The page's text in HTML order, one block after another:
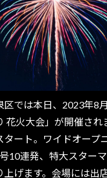
では本日、2023年8
花火大会」が開催され
タート。ワイドオープ
10連発、特大スター
上げます。会場には出